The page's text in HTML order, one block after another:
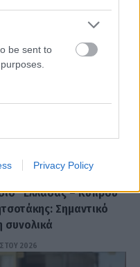
be sent to
Privacy Policy
Ελλάδας – Κύπρου
Σημαντικό
συνολικά
2026